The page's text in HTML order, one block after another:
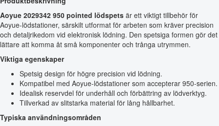
Aoyue 2029342 950 pointed lödspets är ett viktigt tillbehör för
Aoyue-lödstationer, särskilt utformat för arbeten som kräver precision
och detaljrikedom vid elektronisk lödning. Den spetsiga formen gör det
lättare att komma åt små komponenter och trånga utrymmen.
Viktiga egenskaper
Spetsig design för högre precision vid lödning.
Kompatibel med Aoyue-lödstationer som accepterar 950-serien.
Idealisk reservdel för underhåll och förbättring av lödverktyg.
Tillverkad av slitstarka material för lång hållbarhet.
Typiska användningsområden